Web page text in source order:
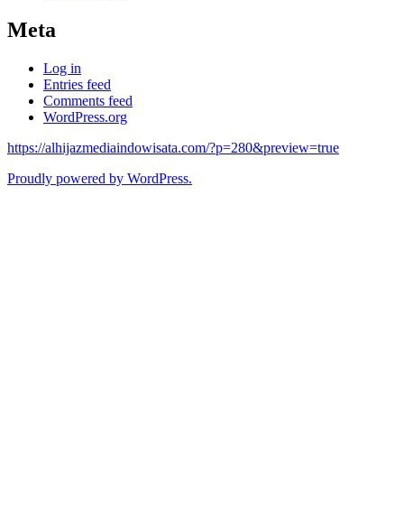
Meta
Log in
Entries feed
Comments feed
WordPress.org
https://alhijazmediaindowisata.com/?p=280&preview=true
Proudly powered by WordPress.